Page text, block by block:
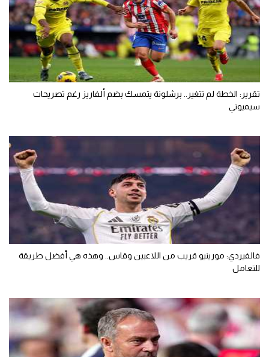
تقرير: الخطة لم تتغير.. برشلونة يتمسك بضم ألفاريز رغم تصريحات
سيميوني
فالفيردي: مورينيو قريب من اللاعبين وقاس.. وهذه هي أفضل طريقة
للتعامل